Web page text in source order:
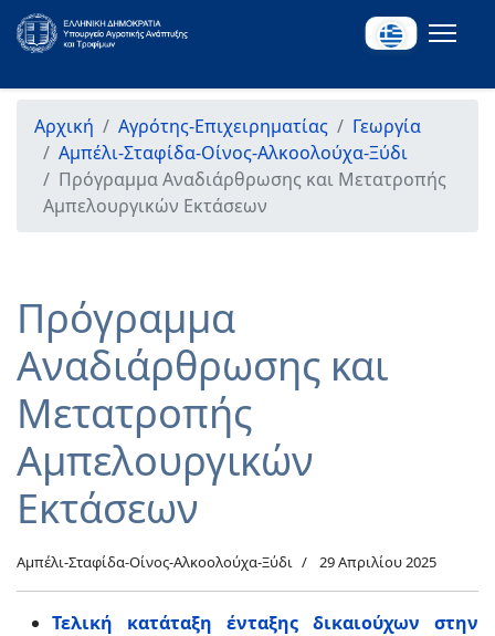
Αρχική Αγρότης-Επιχειρηματίας
Γεωργία
Αμπέλι-Σταφίδα-Οίνος-Αλκοολούχα-Ξύδι
Πρόγραμμα Αναδιάρθρωσης και Μετατροπής
Αμπελουργικών Εκτάσεων
Πρόγραμμα
Αναδιάρθρωσης και
Μετατροπής
Αμπελουργικών
Εκτάσεων
Αμπέλι-Σταφίδα-Οίνος-Αλκοολούχα-Ξύδι 29 Απριλίου 2025
Τελική κατάταξη ένταξης δικαιούχων στην